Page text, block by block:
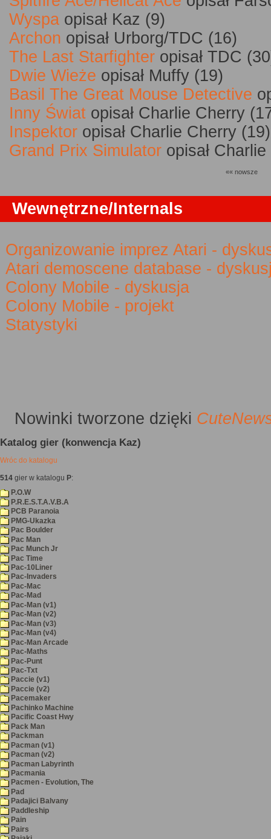
Wyspa opisał Kaz (9)
Archon opisał Urborg/TDC (16)
The Last Starfighter opisał TDC
Dwie Wieże opisał Muffy (19)
Basil The Great Mouse Detective
Inny Świat opisał Charlie Cherry
Inspektor opisał Charlie Cherry (19)
Grand Prix Simulator opisał
«« nowsze
Wewnętrzne/Internals
Organizowanie imprez Atari -
Atari demoscene database -
Colony Mobile - dyskusja
Colony Mobile - projekt
Statystyki
Nowinki tworzone dzięki
Katalog gier (konwencja Kaz)
Wróc do katalogu
514 gier w katalogu P:
P.O.W
P.R.E.S.T.A.V.B.A
PCB Paranoia
PMG-Ukazka
Pac Boulder
Pac Man
Pac Munch Jr
Pac Time
Pac-10Liner
Pac-Invaders
Pac-Mac
Pac-Mad
Pac-Man (v1)
Pac-Man (v2)
Pac-Man (v3)
Pac-Man (v4)
Pac-Man Arcade
Pac-Maths
Pac-Punt
Pac-Txt
Paccie (v1)
Paccie (v2)
Pacemaker
Pachinko Machine
Pacific Coast Hwy
Pack Man
Packman
Pacman (v1)
Pacman (v2)
Pacman Labyrinth
Pacmania
Pacmen - Evolution, The
Pad
Padajici Balvany
Paddleship
Pain
Pairs